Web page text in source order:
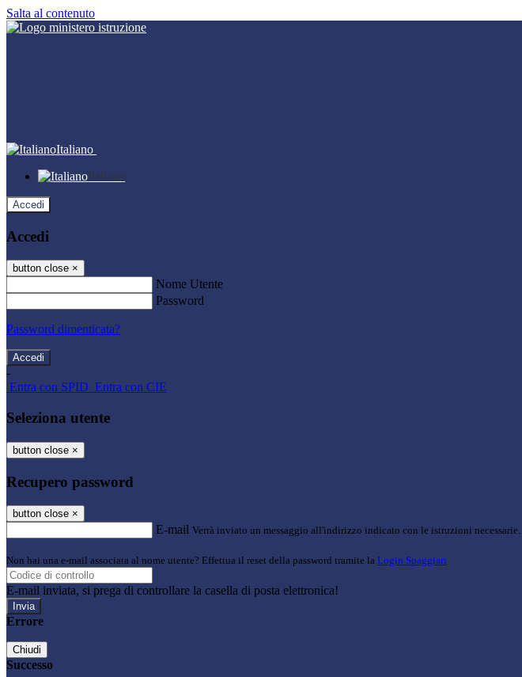
Salta al contenuto
Italiano
Italiano
Accedi
Accedi
button close ×
Nome Utente
Password
Password dimenticata?
-
Entra con SPID Entra con CIE
Seleziona utente
button close ×
Recupero password
button close ×
E-mail Verrà inviato un messaggio all'indirizzo indicato con le istruzioni necessarie.
Non hai una e-mail associata al nome utente? Effettua il reset della password tramite la Login Spaggiari
E-mail inviata, si prega di controllare la casella di posta elettronica!
Errore
Chiudi
Successo